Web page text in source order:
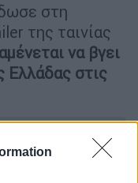
στη
της ταινίας
να βγει
Ελλάδας στις